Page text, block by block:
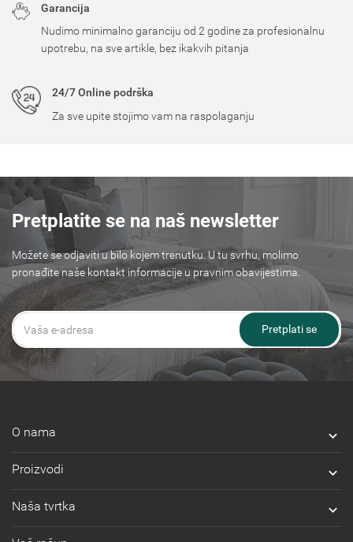
Garancija
Nudimo minimalno garanciju od 2 godine za profesionalnu
upotrebu, na sve artikle, bez ikakvih pitanja
24/7 Online podrška
Za sve upite stojimo vam na raspolaganju
Pretplatite se na naš newsletter
Možete se odjaviti u bilo kojem trenutku. U tu svrhu, molimo
pronađite naše kontakt informacije u pravnim obavijestima.
Pretplati se
O nama 
Proizvodi 
Naša tvrtka 